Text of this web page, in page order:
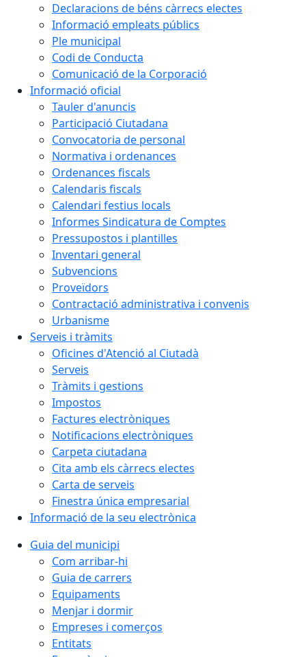
Declaracions de béns càrrecs electes
Informació empleats públics
Ple municipal
Codi de Conducta
Comunicació de la Corporació
Informació oficial
Tauler d'anuncis
Participació Ciutadana
Convocatoria de personal
Normativa i ordenances
Ordenances fiscals
Calendaris fiscals
Calendari festius locals
Informes Sindicatura de Comptes
Pressupostos i plantilles
Inventari general
Subvencions
Proveïdors
Contractació administrativa i convenis
Urbanisme
Serveis i tràmits
Oficines d'Atenció al Ciutadà
Serveis
Tràmits i gestions
Impostos
Factures electròniques
Notificacions electròniques
Carpeta ciutadana
Cita amb els càrrecs electes
Carta de serveis
Finestra única empresarial
Informació de la seu electrònica
Guia del municipi
Com arribar-hi
Guia de carrers
Equipaments
Menjar i dormir
Empreses i comerços
Entitats